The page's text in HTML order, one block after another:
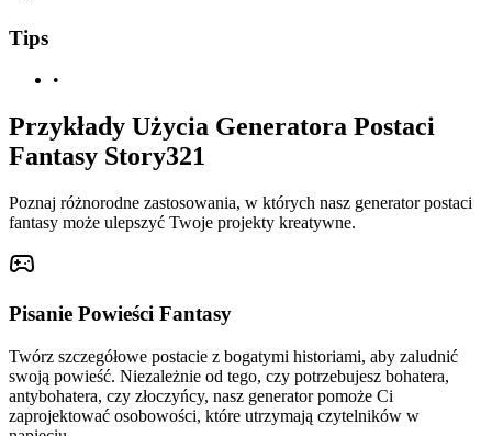
Tips
•
Przykłady Użycia Generatora Postaci
Fantasy Story321
Poznaj różnorodne zastosowania, w których nasz generator postaci
fantasy może ulepszyć Twoje projekty kreatywne.
Pisanie Powieści Fantasy
Twórz szczegółowe postacie z bogatymi historiami, aby zaludnić
swoją powieść. Niezależnie od tego, czy potrzebujesz bohatera,
antybohatera, czy złoczyńcy, nasz generator pomoże Ci
zaprojektować osobowości, które utrzymają czytelników w